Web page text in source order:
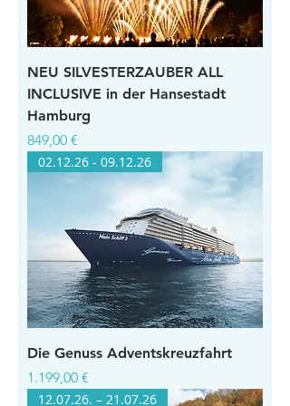
NEU SILVESTERZAUBER ALL
INCLUSIVE in der Hansestadt
Hamburg
Preis
849,00 €
02.12.26 - 09.12.26
Die Genuss Adventskreuzfahrt
Preis
1.199,00 €
12.07.26. – 21.07.26